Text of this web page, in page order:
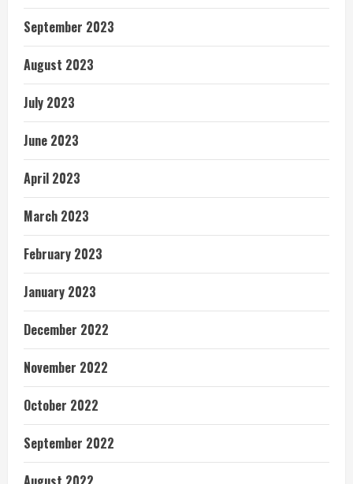
September 2023
August 2023
July 2023
June 2023
April 2023
March 2023
February 2023
January 2023
December 2022
November 2022
October 2022
September 2022